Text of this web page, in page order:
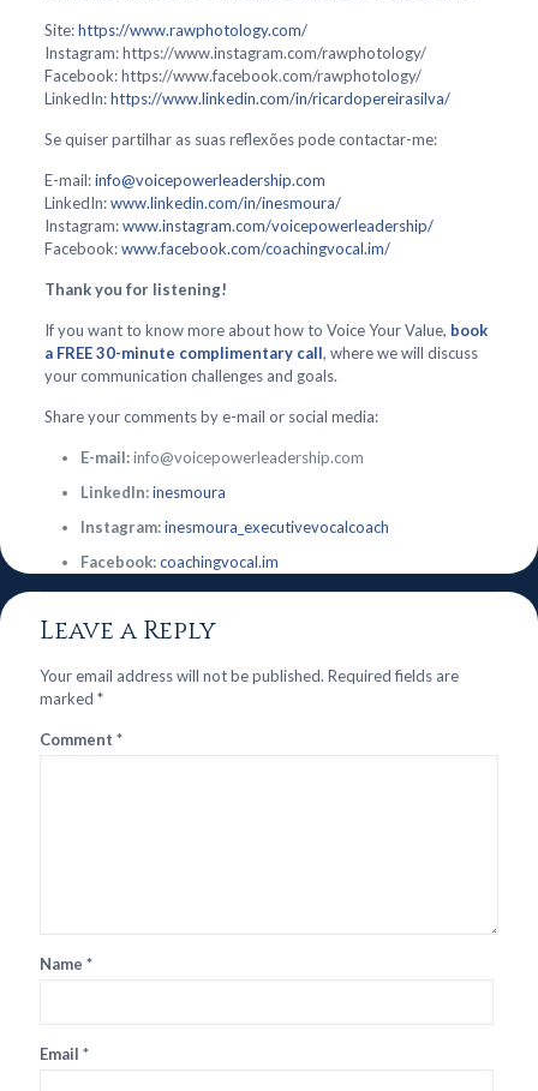
Site:https://www.rawphotology.com/
Instagram: https://www.instagram.com/rawphotology/
Facebook: https://www.facebook.com/rawphotology/
LinkedIn:https://www.linkedin.com/in/ricardopereirasilva/
Se quiser partilhar as suas reflexões pode contactar-me:
E-mail:info@voicepowerleadership.com
LinkedIn:www.linkedin.com/in/inesmoura/
Instagram:www.instagram.com/voicepowerleadership/
Facebook:www.facebook.com/coachingvocal.im/
Thank you for listening!
If you want to know more about how to Voice Your Value, book
a FREE 30-minute complimentary call, where we will discuss
your communication challenges and goals.
Share your comments by e-mail or social media:
E-mail:info@voicepowerleadership.com
LinkedIn:inesmoura
Instagram:inesmoura_executivevocalcoach
Facebook:coachingvocal.im
Leave a Reply
Your email address will not be published. Required fields are
marked *
Comment *
Name *
Email *